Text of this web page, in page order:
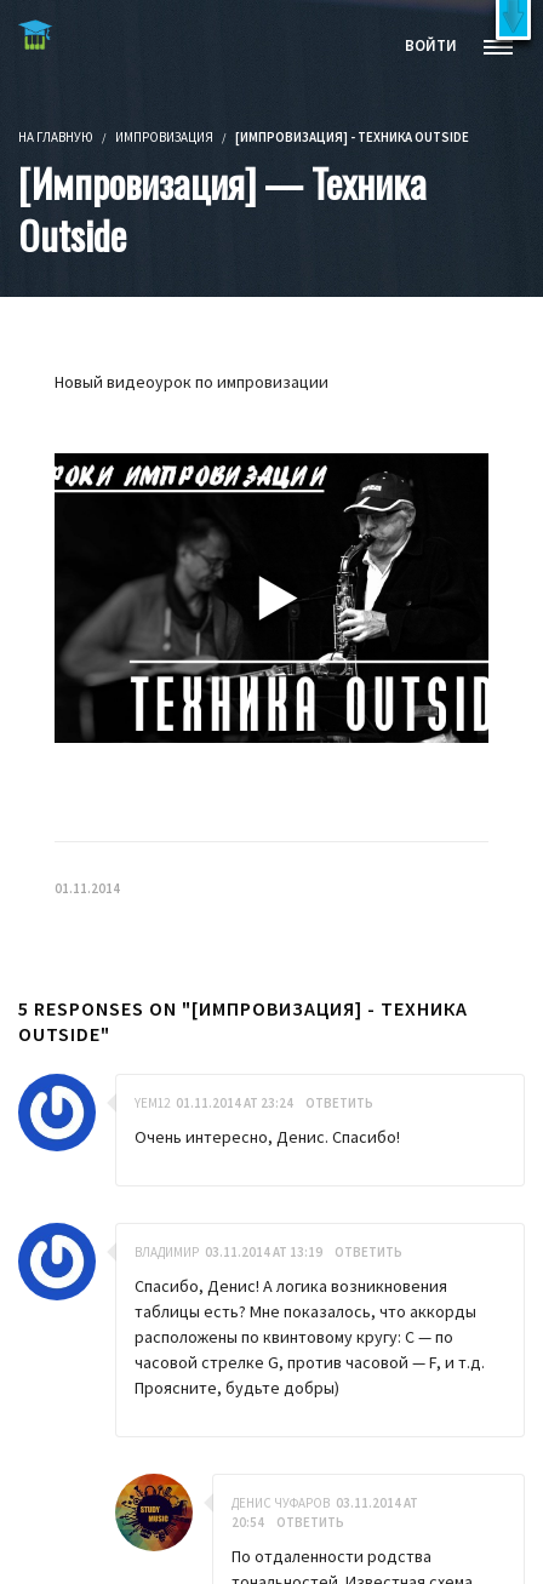
Бесплатные видеокурсы и книги
ВОЙТИ
НА ГЛАВНУЮ ИМПРОВИЗАЦИЯ [ИМПРОВИЗАЦИЯ] - ТЕХНИКА OUTSIDE
[Импровизация] — Техника
Outside
Новый видеоурок по импровизации
01.11.2014
5 RESPONSES ON "[ИМПРОВИЗАЦИЯ] - ТЕХНИКА
OUTSIDE"
YEM12 01.11.2014 AT 23:24 ОТВЕТИТЬ
Очень интересно, Денис. Спасибо!
ВЛАДИМИР 03.11.2014 AT 13:19 ОТВЕТИТЬ
Спасибо, Денис! А логика возникновения
таблицы есть? Мне показалось, что аккорды
расположены по квинтовому кругу: С — по
часовой стрелке G, против часовой — F, и т.д.
Проясните, будьте добры)
ДЕНИС ЧУФАРОВ 03.11.2014 AT
20:54
ОТВЕТИТЬ
По отдаленности родства